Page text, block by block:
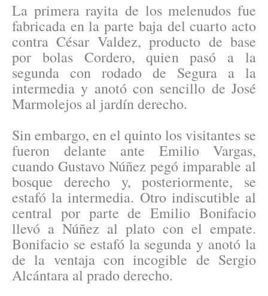
La primera rayita de los melenudos fue
fabricada en la parte baja del cuarto acto
contra César Valdez, producto de base
por bolas Cordero, quien pasó a la
segunda con rodado de Segura a la
intermedia y anotó con sencillo de José
Marmolejos al jardín derecho.
Sin embargo, en el quinto los visitantes se
fueron delante ante Emilio Vargas,
cuando Gustavo Núñez pegó imparable al
bosque derecho y, posteriormente, se
estafó la intermedia. Otro indiscutible al
central por parte de Emilio Bonifacio
llevó a Núñez al plato con el empate.
Bonifacio se estafó la segunda y anotó la
de la ventaja con incogible de Sergio
Alcántara al prado derecho.